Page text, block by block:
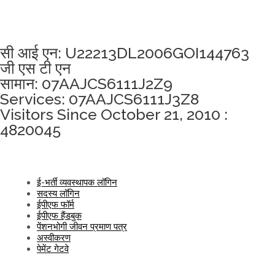
सी आई एन: U22213DL2006GOI144763
जी एस टी एन
सामान: 07AAJCS6111J2Z9
Services: 07AAJCS6111J3Z8
Visitors Since October 21, 2010 :
4820045
ई-भर्ती व्यवस्थापक लॉगिन
सदस्य लॉगिन
ईपीएफ फॉर्म
ईपीएफ हैंडबुक
पेंशनभोगी जीवन प्रमाण पत्र
अस्वीकरण
पेमेंट गेटवे